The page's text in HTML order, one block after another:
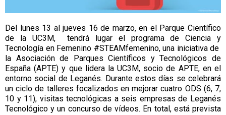
Del lunes 13 al jueves 16 de marzo, en el Parque Científico
de la UC3M, tendrá lugar el programa de Ciencia y
Tecnología en Femenino #STEAMfemenino, una iniciativa de
la Asociación de Parques Científicos y Tecnológicos de
España (APTE) y que lidera la UC3M, socio de APTE, en el
entorno social de Leganés. Durante estos días se celebrará
un ciclo de talleres focalizados en mejorar cuatro ODS (6, 7,
10 y 11), visitas tecnológicas a seis empresas de Leganés
Tecnológico y un concurso de vídeos. En total, está prevista